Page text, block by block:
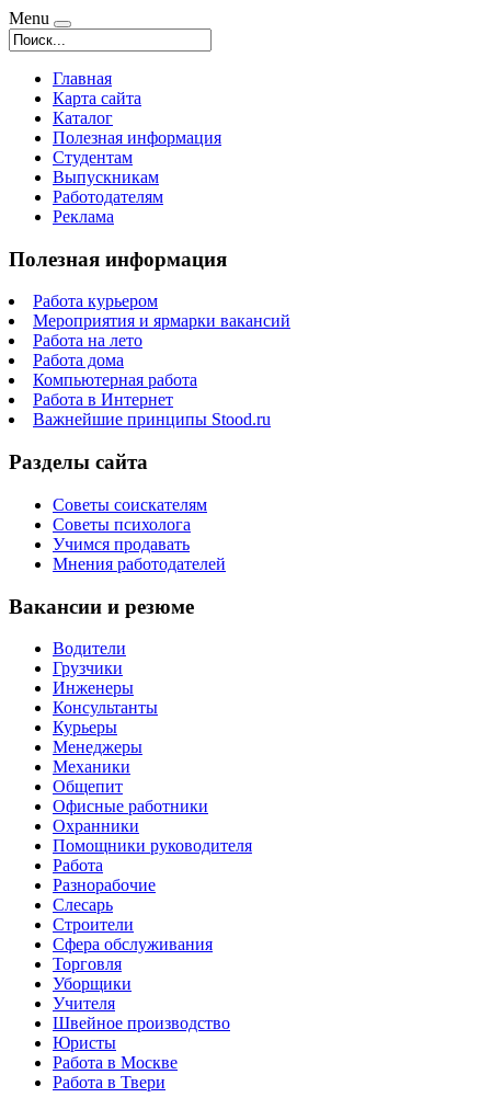
Menu
Главная
Карта сайта
Каталог
Полезная информация
Студентам
Выпускникам
Работодателям
Реклама
Полезная информация
Работа курьером
Мероприятия и ярмарки вакансий
Работа на лето
Работа дома
Компьютерная работа
Работа в Интернет
Важнейшие принципы Stood.ru
Разделы сайта
Советы соискателям
Советы психолога
Учимся продавать
Мнения работодателей
Вакансии и резюме
Водители
Грузчики
Инженеры
Консультанты
Курьеры
Менеджеры
Механики
Общепит
Офисные работники
Охранники
Помощники руководителя
Работа
Разнорабочие
Слесарь
Строители
Сфера обслуживания
Торговля
Уборщики
Учителя
Швейное производство
Юристы
Работа в Москве
Работа в Твери